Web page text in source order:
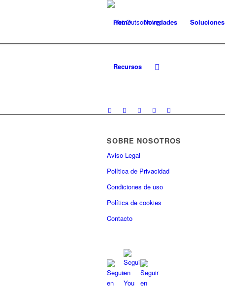
Home Novedades Soluciones
Recursos
SOBRE NOSOTROS
Aviso Legal
Política de Privacidad
Condiciones de uso
Política de cookies
Contacto